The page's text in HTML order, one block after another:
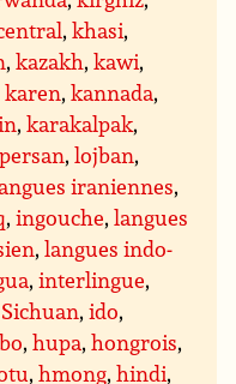
,khasi,
,kazakh,kawi,
karen,kannada,
,karakalpak,
,lojban,
iraniennes,
,ingouche,langues
,langues indo-
,interlingue,
,ido,
,hupa,hongrois,
,hmong,hindi,